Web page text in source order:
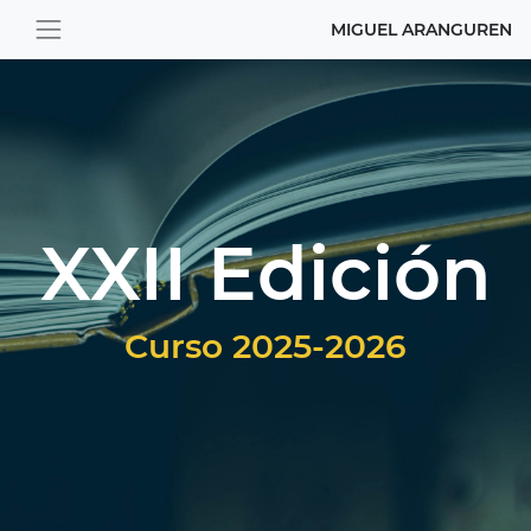
MIGUEL ARANGUREN
XXII Edición
Curso 2025-2026